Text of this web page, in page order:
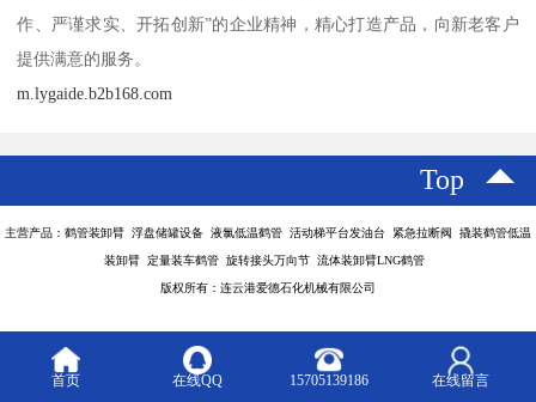
作、严谨求实、开拓创新”的企业精神，精心打造产品，向新老客户
提供满意的服务。
m.lygaide.b2b168.com
Top
主营产品：鹤管装卸臂 浮盘储罐设备 液氯低温鹤管 活动梯平台发油台 紧急拉断阀 撬装鹤管低温
装卸臂 定量装车鹤管 旋转接头万向节 流体装卸臂LNG鹤管
版权所有：连云港爱德石化机械有限公司
首页 在线QQ 15705139186 在线留言